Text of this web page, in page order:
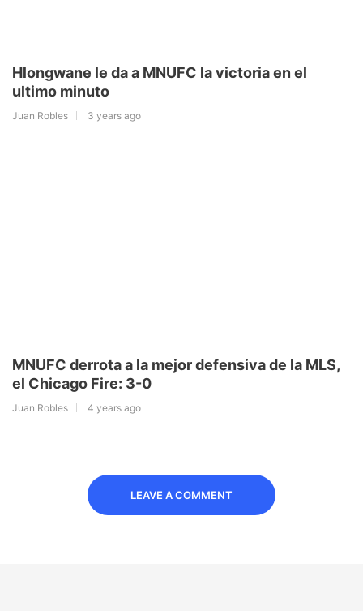
Hlongwane le da a MNUFC la victoria en el
ultimo minuto
Juan Robles 3 years ago
MNUFC derrota a la mejor defensiva de la MLS,
el Chicago Fire: 3-0
Juan Robles 4 years ago
LEAVE A COMMENT